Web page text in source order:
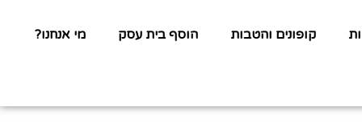
קופונים והטבות הוסף בית עסק מי אנחנו?